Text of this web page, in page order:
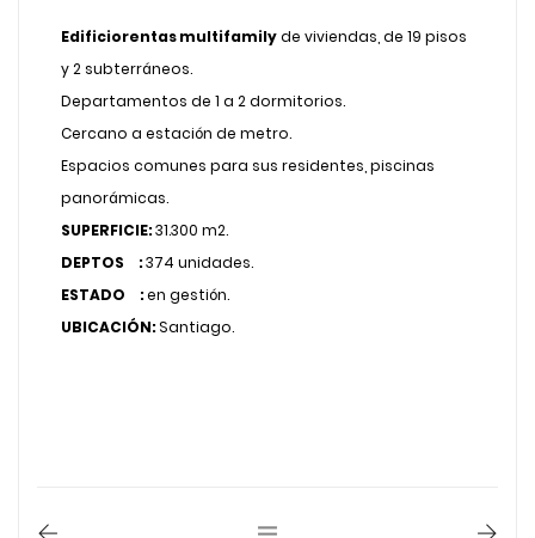
Edificiorentas multifamilyde viviendas, de 19 pisos
y 2 subterráneos.
Departamentos de 1 a 2 dormitorios.
Cercano a estación de metro.
Espacios comunes para sus residentes, piscinas
panorámicas.
SUPERFICIE:31.300 m2.
DEPTOS :374 unidades.
ESTADO :en gestión.
UBICACIÓN:Santiago.